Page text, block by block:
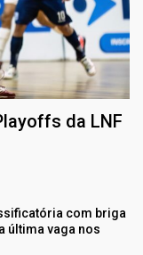
da LNF
com briga
última vaga nos